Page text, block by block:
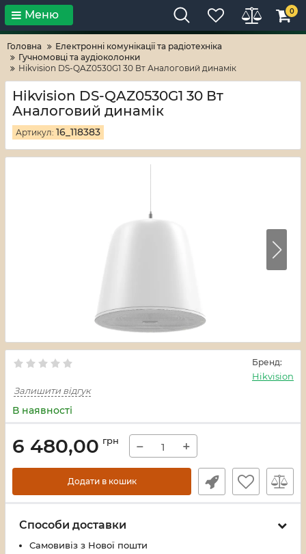
Тільки високі технології! RV-ZAFT
Меню 0
Головна
Електронні комунікації та радіотехніка
Гучномовці та аудіоколонки
Hikvision DS-QAZ0530G1 30 Вт Аналоговий динамік
Hikvision DS-QAZ0530G1 30 Вт
Аналоговий динамік
Артикул: 16_118383
Бренд:
Hikvision
Залишити відгук
В наявності
6 480,00 грн − +
Додати в кошик
Способи доставки
Самовивіз з Нової пошти